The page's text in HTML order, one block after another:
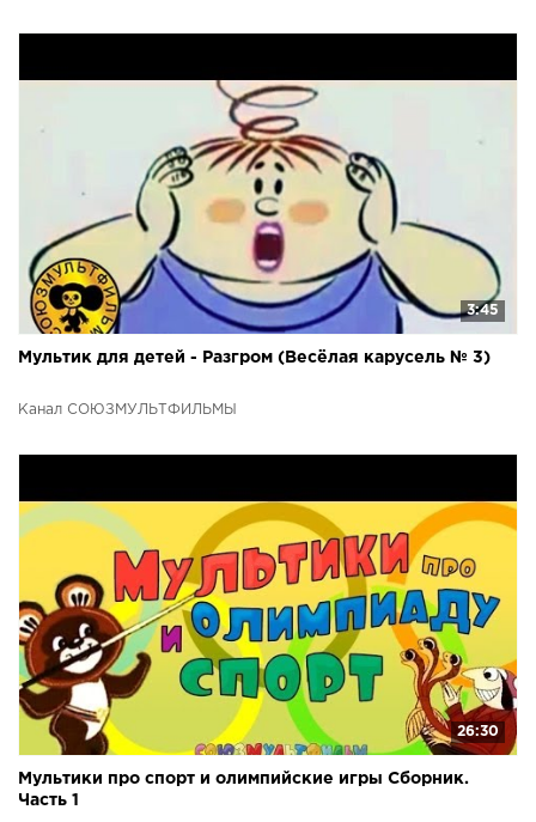
3:45
Мультик для детей - Разгром (Весёлая карусель № 3)
Канал СОЮЗМУЛЬТФИЛЬМЫ
26:30
Мультики про спорт и олимпийские игры Сборник.
Часть 1